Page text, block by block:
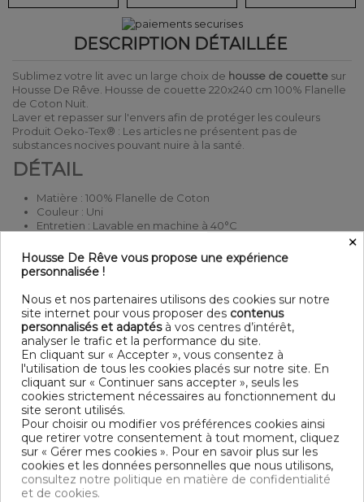
DESCRIPTION DÉTAILLÉE
Sublimez votre lit avec un large choix de housse de couette sur
Housse De Rêve. Housse de couette 220x240 cm 100% Flanelle
de Coton Nuit.
Laver et repasser sur l'envers afin de protéger les couleurs
Produit Oeko-Tex® : Les articles ne présentent pas de
substances nocives pouvant nuire à la santé.
DÉTAIL
Matière : 100% Flanelle de Coton
Couleur : Uni
Entretien : Lavable en machine à 40°C
Modèle : Nuit
DIMENSIONS & GUIDE
Housse de couette
140 x 200 cm : 1 personne
200 x 200 cm : 1-2 personnes
220 x 240 cm : 2 personnes
240 x 260 cm : 2 personnes
CONTENU
1 Housse de couette 220x240 cm 100% Flanelle de Coton
DESCRIPTIF TECHNIQUE
×
Housse De Rêve vous propose une expérience
personnalisée !
Nous et nos partenaires utilisons des cookies sur notre
site internet pour vous proposer des contenus
personnalisés et adaptésà vos centres d’intérêt,
analyser le trafic et la performance du site.
En cliquant sur « Accepter », vous consentez à
l'utilisation de tous les cookies placés sur notre site. En
cliquant sur « Continuer sans accepter », seuls les
cookies strictement nécessaires au fonctionnement du
site seront utilisés.
Pour choisir ou modifier vos préférences cookies ainsi
que retirer votre consentement à tout moment, cliquez
sur « Gérer mes cookies ». Pour en savoir plus sur les
cookies et les données personnelles que nous utilisons,
consultez notre politique en matière de confidentialité
et de cookies.